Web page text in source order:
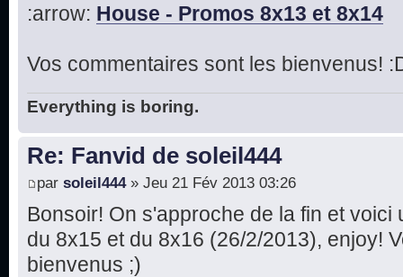
:arrow: House - Promos 8x13 et 8x14
Vos commentaires sont les bienvenus!
Everything is boring.
Re: Fanvid de soleil444
par soleil444» Jeu 21 Fév 2013 03:26
Bonsoir! On s'approche de la fin et
du 8x15 et du 8x16 (26/2/2013), enjoy!
bienvenus ;)